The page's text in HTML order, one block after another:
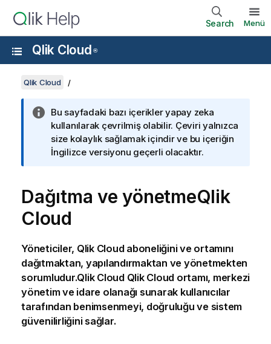
Search Menü
Qlik Cloud ®
Qlik Cloud
Bu sayfadaki bazı içerikler yapay zeka
kullanılarak çevrilmiş olabilir. Çeviri yalnızca
size kolaylık sağlamak içindir ve bu içeriğin
İngilizce versiyonu geçerli olacaktır.
Dağıtma ve yönetmeQlik
Cloud
Yöneticiler, Qlik Cloud aboneliğinive ortamını
dağıtmaktan, yapılandırmaktan ve yönetmekten
sorumludur.Qlik Cloud Qlik Cloud ortamı, merkezi
yönetim ve idare olanağı sunarak kullanıcılar
tarafından benimsenmeyi, doğruluğu ve sistem
güvenilirliğini sağlar.